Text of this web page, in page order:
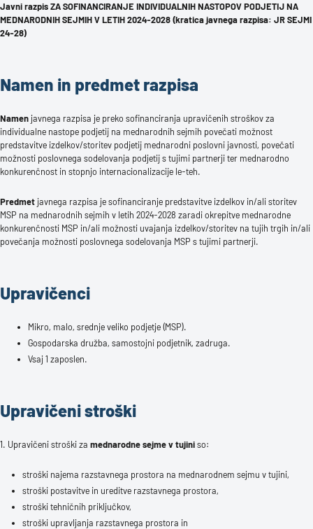
Javni razpis ZA SOFINANCIRANJE INDIVIDUALNIH NASTOPOV PODJETIJ NA
MEDNARODNIH SEJMIH V LETIH 2024-2028 (kratica javnega razpisa: JR SEJMI
24-28)
Namen in predmet razpisa
Namen javnega razpisa je preko sofinanciranja upravičenih stroškov za
individualne nastope podjetij na mednarodnih sejmih povečati možnost
predstavitve izdelkov/storitev podjetij mednarodni poslovni javnosti, povečati
možnosti poslovnega sodelovanja podjetij s tujimi partnerji ter mednarodno
konkurenčnost in stopnjo internacionalizacije le-teh.
Predmet javnega razpisa je sofinanciranje predstavitve izdelkov in/ali storitev
MSP na mednarodnih sejmih v letih 2024-2028 zaradi okrepitve mednarodne
konkurenčnosti MSP in/ali možnosti uvajanja izdelkov/storitev na tujih trgih in/ali
povečanja možnosti poslovnega sodelovanja MSP s tujimi partnerji.
Upravičenci
Mikro, malo, srednje veliko podjetje (MSP).
Gospodarska družba, samostojni podjetnik, zadruga.
Vsaj 1 zaposlen.
Upravičeni stroški
1. Upravičeni stroški za mednarodne sejme v tujiniso:
stroški najema razstavnega prostora na mednarodnem sejmu v tujini,
stroški postavitve in ureditve razstavnega prostora,
stroški tehničnih priključkov,
stroški upravljanja razstavnega prostora in